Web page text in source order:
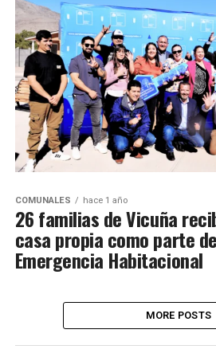
COMUNALES hace 1 año
26 familias de Vicuña
casa propia como parte
Emergencia Habitacional
MORE POSTS